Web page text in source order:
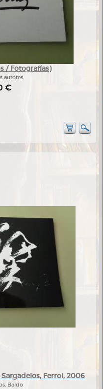
/ Fotografías)
autores
€
Ferrol, 2006
Baldo